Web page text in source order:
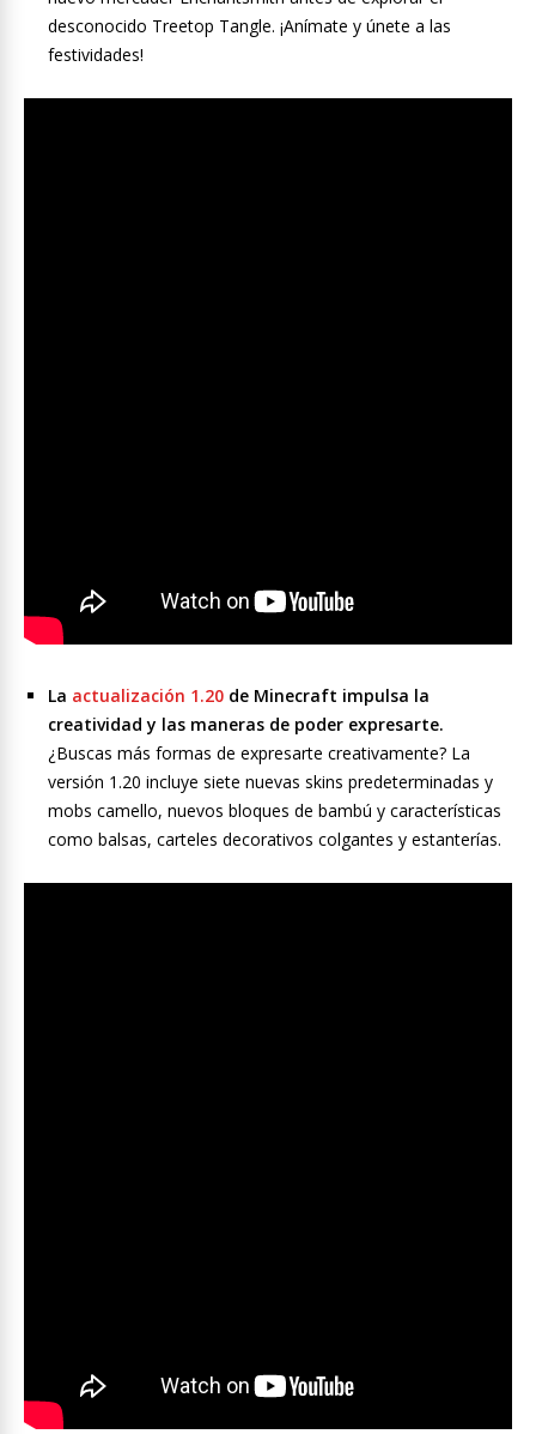
desconocido Treetop Tangle. ¡Anímate y únete a las
festividades!
La actualización 1.20 de Minecraft impulsa la
creatividad y las maneras de poder expresarte.
¿Buscas más formas de expresarte creativamente? La
versión 1.20 incluye siete nuevas skins predeterminadas y
mobs camello, nuevos bloques de bambú y características
como balsas, carteles decorativos colgantes y estanterías.